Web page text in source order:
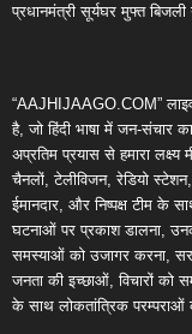
प्रधानमंत्री सूर्यघर मुफ्त
“AAJHIJAAGO.COM”
है, जो हिंदी भाषा में जन-संचार
अप्रतिम प्रयास से हमारा
चैनलों, टेलीविजन, रेडियो
ईमानदार, और निष्पक्ष टीम के
घटनाओं पर प्रकाश डालना,
समस्याओं को उजागर करना,
जनता की इच्छाओं, विचारों को
के साथ लोकतांत्रिक परम्पराओं